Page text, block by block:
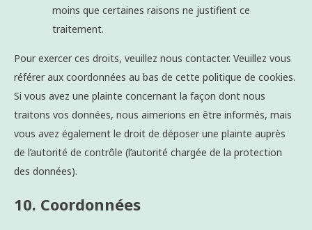
moins que certaines raisons ne justifient ce
traitement.
Pour exercer ces droits, veuillez nous contacter. Veuillez vous
référer aux coordonnées au bas de cette politique de cookies.
Si vous avez une plainte concernant la façon dont nous
traitons vos données, nous aimerions en être informés, mais
vous avez également le droit de déposer une plainte auprès
de l’autorité de contrôle (l’autorité chargée de la protection
des données).
10. Coordonnées